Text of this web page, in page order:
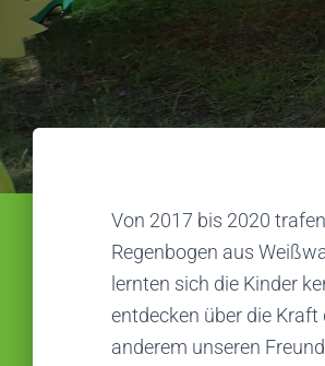
Von 2017 bis 2020
Regenbogen aus
lernten sich die Kinder
entdecken über die
anderem unseren